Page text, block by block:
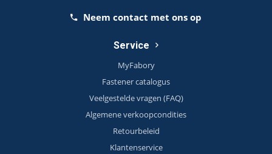
Neem contact met ons op
Service
MyFabory
Fastener catalogus
Veelgestelde vragen (FAQ)
Algemene verkoopcondities
Retourbeleid
Klantenservice